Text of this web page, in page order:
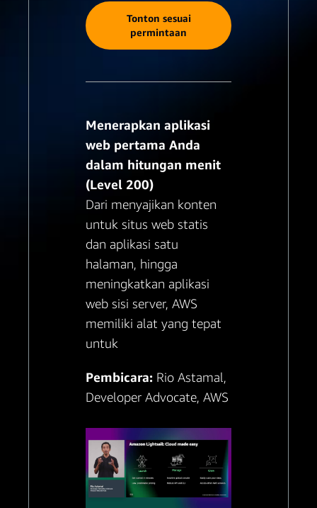
Tonton sesuai
permintaan
Menerapkan aplikasi
web pertama Anda
dalam hitungan menit
(Level 200)
Dari menyajikan konten
untuk situs web statis
dan aplikasi satu
halaman, hingga
meningkatkan aplikasi
web sisi server, AWS
memiliki alat yang tepat
untuk
Pembicara: Rio Astamal,
Developer Advocate, AWS